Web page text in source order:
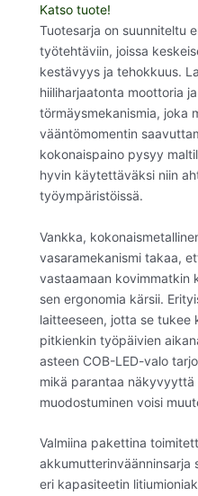
Katso tuote!
Tuotesarja on suunniteltu
työtehtäviin, joissa
kestävyys ja tehokkuus.
hiiliharjaatonta moottoria
törmäysmekanismia, joka
vääntömomentin
kokonaispaino pysyy
hyvin käytettäväksi niin
työympäristöissä.
Vankka,
vasaramekanismi takaa,
vastaamaan kovimmatkin
sen ergonomia kärsii.
laitteeseen, jotta se tukee
pitkienkin työpäivien
asteen COB-LED-valo
mikä parantaa näkyvyyttä
muodostuminen voisi
Valmiina pakettina
akkumutterinväänninsarja
eri kapasiteetin